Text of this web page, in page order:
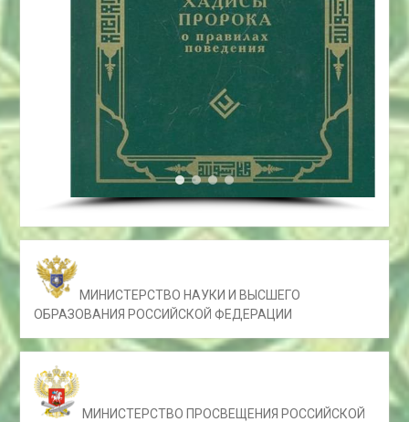
МИНИСТЕРСТВО НАУКИ И ВЫСШЕГО
ОБРАЗОВАНИЯ РОССИЙСКОЙ ФЕДЕРАЦИИ
МИНИСТЕРСТВО ПРОСВЕЩЕНИЯ РОССИЙСКОЙ